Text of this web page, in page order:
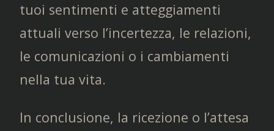
tuoi sentimenti e atteggiamenti
attuali verso l’incertezza, le relazioni,
le comunicazioni o i cambiamenti
nella tua vita.
In conclusione, la ricezione o l’attesa